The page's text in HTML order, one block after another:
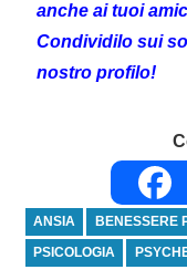
anche ai tuoi
Condividilo sui
nostro profilo!
ANSIA BENESSERE
PSICOLOGIA